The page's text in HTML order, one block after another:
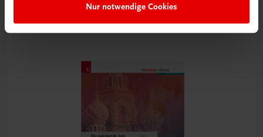
Nur notwendige Cookies